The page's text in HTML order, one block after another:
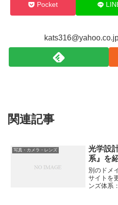
Pocket
関連記事
写真・カメラ・レンズ
光学設
系』を
別のドメ
サイトを
ンズ体系